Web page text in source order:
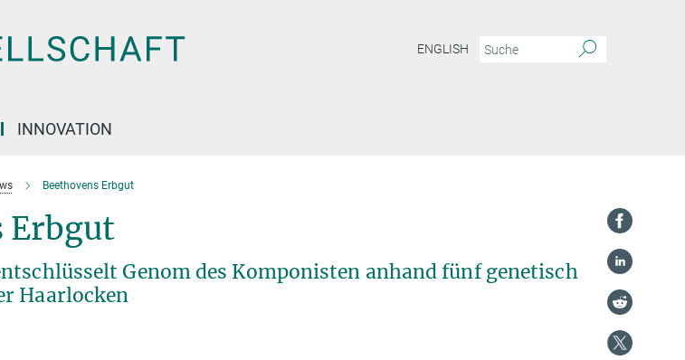
ENGLISH
INNOVATION
Beethovens Erbgut
Erbgut
Genom des Komponisten anhand fünf genetisch
Haarlocken